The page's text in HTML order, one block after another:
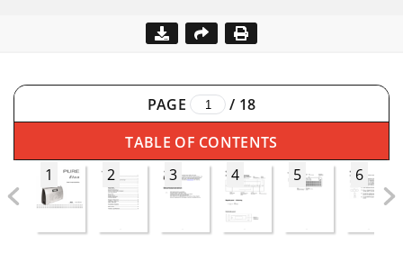
PAGE / 18
TABLE OF CONTENTS
1
2 3 4 5 6